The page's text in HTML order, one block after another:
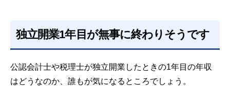
独立開業1年目が無事に終わりそうです
公認会計士や税理士が独立開業したときの1年目の年収
はどうなのか、誰もが気になるところでしょう。